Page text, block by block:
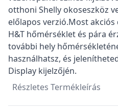
otthoni Shelly okoseszköz
előlapos verzió.Most akciós
H&T hőmérséklet és pára
további hely
használhatsz, és
Display kijelzőjén.
Részletes Termékleírás